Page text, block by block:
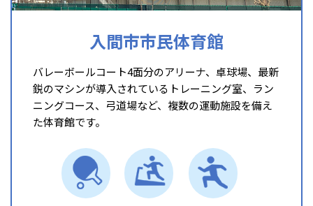
入間市市民体育館
バレーボールコート4面分のアリーナ、卓球場、最新
鋭のマシンが導入されているトレーニング室、ラン
ニングコース、弓道場など、複数の運動施設を備え
た体育館です。